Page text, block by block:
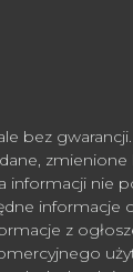
bez
zmienione
informacji nie
informacje
z